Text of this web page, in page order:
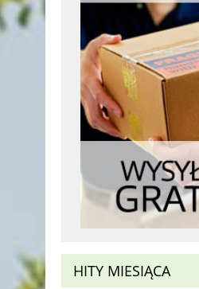
HITY MIESIĄCA